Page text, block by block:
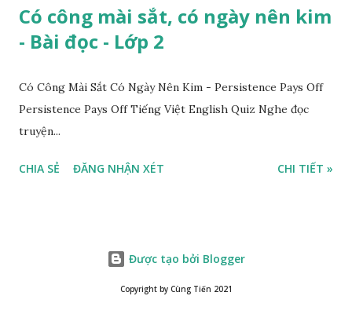
Có công mài sắt, có ngày nên kim
- Bài đọc - Lớp 2
Có Công Mài Sắt Có Ngày Nên Kim - Persistence Pays Off
Persistence Pays Off Tiếng Việt English Quiz Nghe đọc
truyện...
CHIA SẺ ĐĂNG NHẬN XÉT CHI TIẾT »
Được tạo bởi Blogger
Copyright by Cùng Tiến 2021